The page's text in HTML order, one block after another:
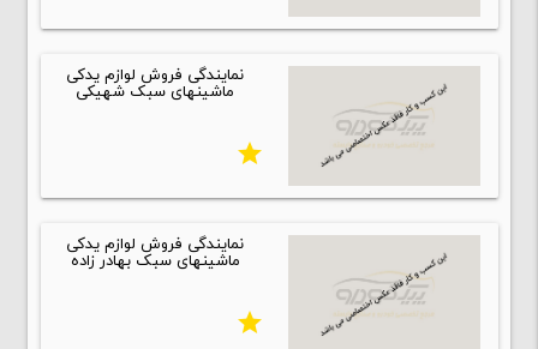
نمایندگی فروش لوازم یدکی
ماشینهای سبک شهیکی
star
نمایندگی فروش لوازم یدکی
ماشینهای سبک بهادر زاده
star